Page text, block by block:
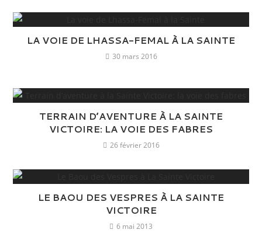
LA VOIE DE LHASSA-FEMAL À LA SAINTE
30 mars 2016
TERRAIN D’AVENTURE À LA SAINTE
VICTOIRE: LA VOIE DES FABRES
26 février 2016
LE BAOU DES VESPRES À LA SAINTE
VICTOIRE
6 mai 2013